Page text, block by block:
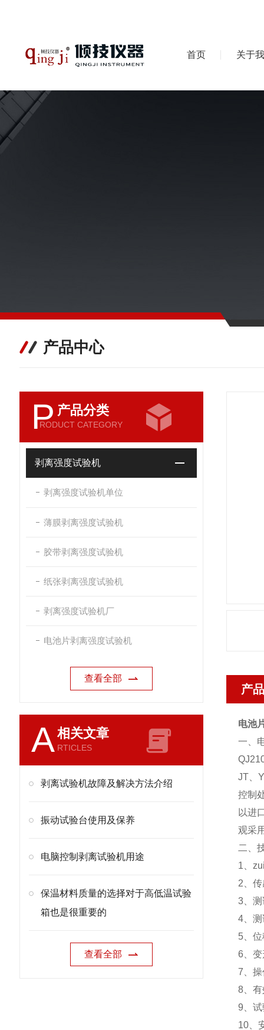
首页 关于
产品中心
P 产品分类
RODUCT CATEGORY
剥离强度试验机
剥离强度试验机单位
薄膜剥离强度试验机
胶带剥离强度试验机
纸张剥离强度试验机
剥离强度试验机厂
电池片剥离强度试验机
查看全部
A相关文章
RTICLES
剥离试验机故障及解决方法介绍
振动试验台使用及保养
电脑控制剥离试验机用途
保温材料质量的选择对于高低温试验
箱也是很重要的
查看全部
产
电池
一、
JT、
控制
以进
观采
二、
1、
2、
3、
4
5、
6、
7、
8、
9、
10、